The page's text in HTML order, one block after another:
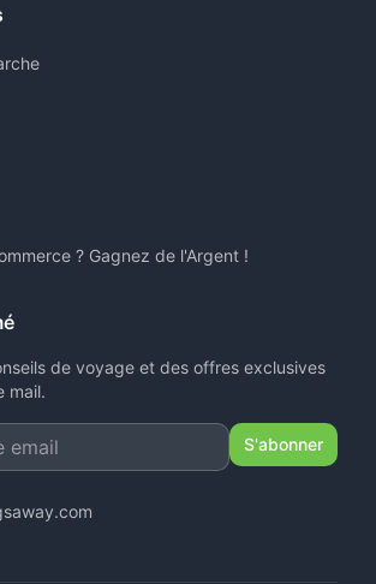
? Gagnez de l'Argent !
de voyage et des offres exclusives
mail.
S'abonner